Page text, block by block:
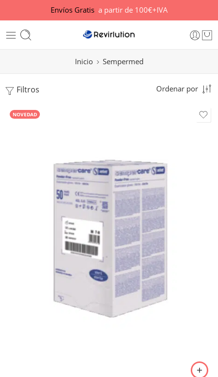
Envíos Gratisa partir de 100€+IVA
Inicio Sempermed
Filtros Ordenar por
NOVEDAD